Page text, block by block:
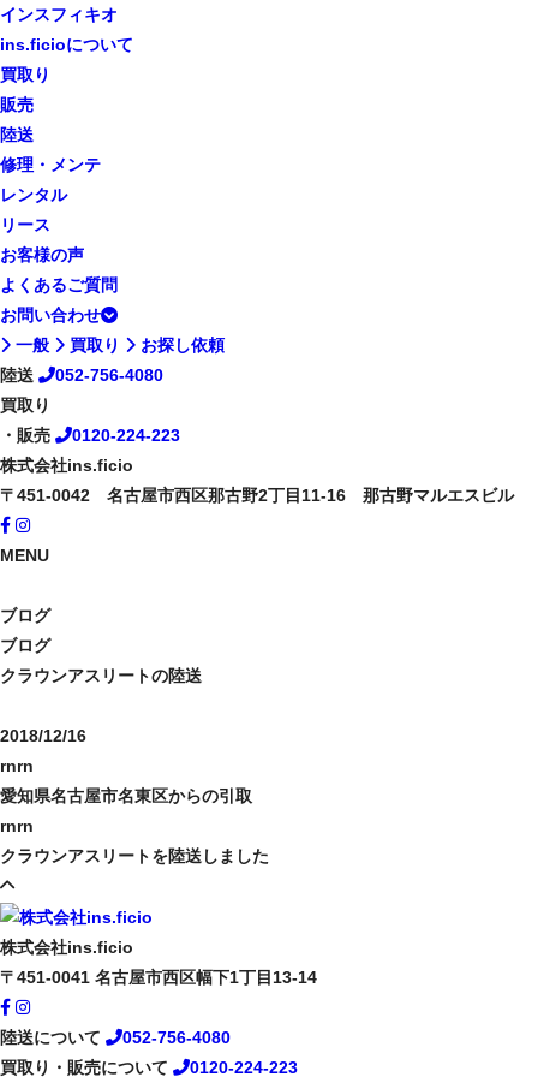
インスフィキオ
ins.ficioについて
買取り
販売
陸送
修理・メンテ
レンタル
リース
お客様の声
よくあるご質問
お問い合わせ
一般
買取り
お探し依頼
陸送
052-756-4080
買取り
・販売
0120-224-223
株式会社ins.ficio
〒451-0042 名古屋市西区那古野2丁目11-16 那古野マルエスビル
MENU
ブログ
ブログ
クラウンアスリートの陸送
2018/12/16
rnrn
愛知県名古屋市名東区からの引取
rnrn
クラウンアスリートを陸送しました
株式会社ins.ficio
〒451-0041 名古屋市西区幅下1丁目13-14
陸送について
052-756-4080
買取り・販売について
0120-224-223